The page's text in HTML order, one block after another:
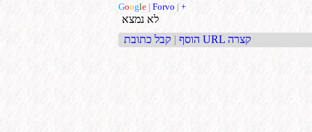
Google | Forvo | +
לא נמצא
הוסף | קבל כתובת URL קצרה